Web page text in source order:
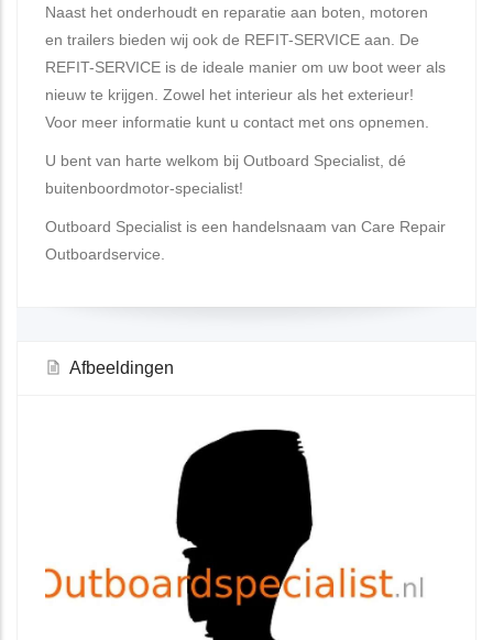
Naast het onderhoudt en reparatie aan boten, motoren
en trailers bieden wij ook de REFIT-SERVICE aan. De
REFIT-SERVICE is de ideale manier om uw boot weer als
nieuw te krijgen. Zowel het interieur als het exterieur!
Voor meer informatie kunt u contact met ons opnemen.
U bent van harte welkom bij Outboard Specialist, dé
buitenboordmotor-specialist!
Outboard Specialist is een handelsnaam van Care Repair
Outboardservice.
Afbeeldingen